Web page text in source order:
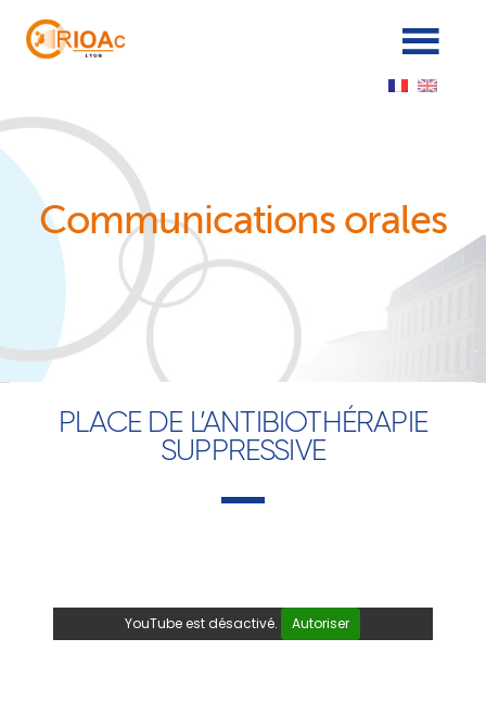
Communications orales
PLACE DE L’ANTIBIOTHÉRAPIE
SUPPRESSIVE
YouTube est désactivé. Autoriser
Panneau de gestion des cookies